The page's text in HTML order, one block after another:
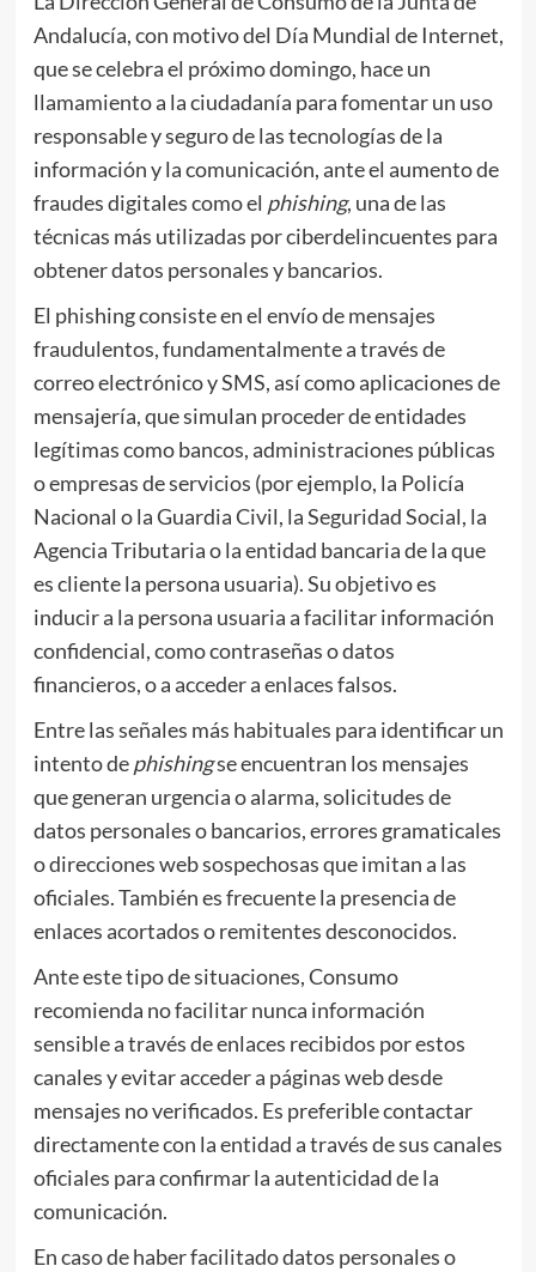
Andalucía, con motivo del Día Mundial de Internet,
que se celebra el próximo domingo, hace un
llamamiento a la ciudadanía para fomentar un uso
responsable y seguro de las tecnologías de la
información y la comunicación, ante el aumento de
fraudes digitales como el phishing, una de las
técnicas más utilizadas por ciberdelincuentes para
obtener datos personales y bancarios.
El phishing consiste en el envío de mensajes
fraudulentos, fundamentalmente a través de
correo electrónico y SMS, así como aplicaciones de
mensajería, que simulan proceder de entidades
legítimas como bancos, administraciones públicas
o empresas de servicios (por ejemplo, la Policía
Nacional o la Guardia Civil, la Seguridad Social, la
Agencia Tributaria o la entidad bancaria de la que
es cliente la persona usuaria). Su objetivo es
inducir a la persona usuaria a facilitar información
confidencial, como contraseñas o datos
financieros, o a acceder a enlaces falsos.
Entre las señales más habituales para identificar un
intento dephishingse encuentran los mensajes
que generan urgencia o alarma, solicitudes de
datos personales o bancarios, errores gramaticales
o direcciones web sospechosas que imitan a las
oficiales. También es frecuente la presencia de
enlaces acortados o remitentes desconocidos.
Ante este tipo de situaciones, Consumo
recomienda no facilitar nunca información
sensible a través de enlaces recibidos por estos
canales y evitar acceder a páginas web desde
mensajes no verificados. Es preferible contactar
directamente con la entidad a través de sus canales
oficiales para confirmar la autenticidad de la
comunicación.
En caso de haber facilitado datos personales o